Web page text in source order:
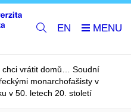
EN
chci vrátit domů… Soudní
monarchofašisty v
v 50. letech 20. století